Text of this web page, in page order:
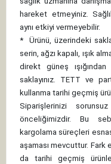
hareket etmeyiniz.
aynı etkiyi vermeyebilir.
*
Ürünü, üzerindeki
serin, ağzı kapalı, ışık
direkt güneş
saklayınız. TETT ve
kullanma tarihi geçmiş
Siparişlerinizi
önceliğimizdir. Bu
kargolama süreçleri
aşaması mevcuttur.
da tarihi geçmiş